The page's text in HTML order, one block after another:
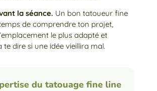
la séance. Un bon tatoueur fine
de comprendre ton projet,
le plus adapté et
te dire si une idée vieillira mal.
du tatouage fine line